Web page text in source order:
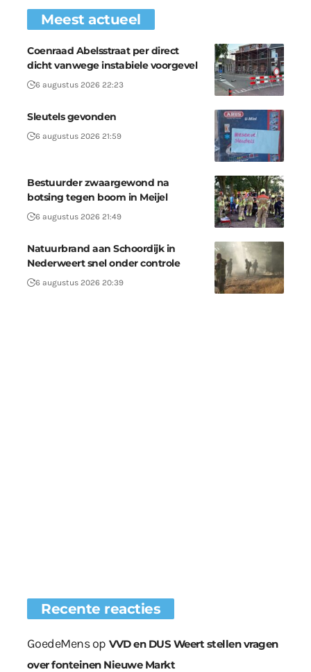
Meest actueel
Coenraad Abelsstraat per direct
dicht vanwege instabiele voorgevel
6 augustus 2026 22:23
Sleutels gevonden
6 augustus 2026 21:59
Bestuurder zwaargewond na
botsing tegen boom in Meijel
6 augustus 2026 21:49
Natuurbrand aan Schoordijk in
Nederweert snel onder controle
6 augustus 2026 20:39
Recente reacties
GoedeMensop VVD en DUS Weert stellen vragen
over fonteinen Nieuwe Markt